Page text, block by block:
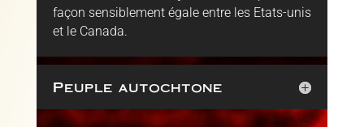
façon sensiblement égale entre les Etats-unis
et le Canada.
Peuple autochtone